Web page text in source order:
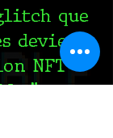
que
devient
NFT